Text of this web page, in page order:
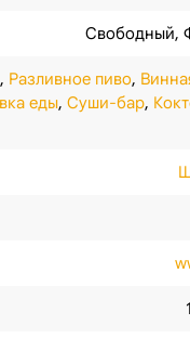
Свободный,
, Разливное пиво,
еды, Суши-бар,